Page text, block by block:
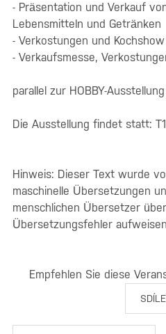
- Präsentation und Verkauf
Lebensmitteln und Getränken
- Verkostungen und Kochshow
- Verkaufsmesse,
parallel zur HOBBY-Ausstellung
Die Ausstellung findet statt: T1
Hinweis: Dieser Text wurde
maschinelle Übersetzungen
menschlichen Übersetzer
Übersetzungsfehler
Empfehlen Sie diese